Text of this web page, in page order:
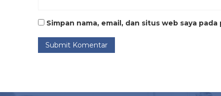
Simpan nama, email, dan situs web saya